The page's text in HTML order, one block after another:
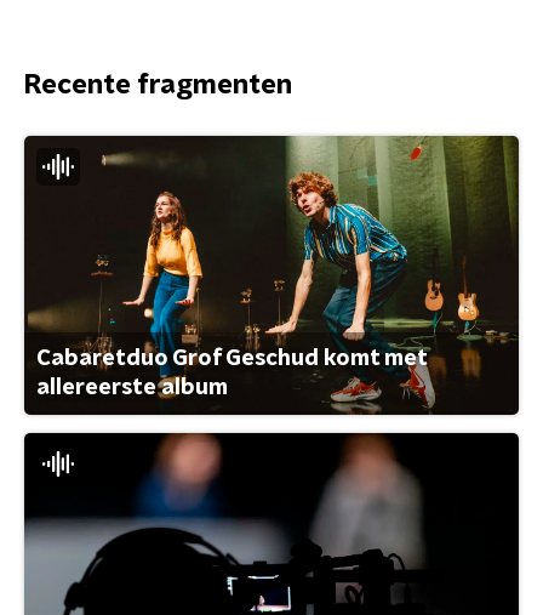
Recente fragmenten
Cabaretduo Grof Geschud komt met
allereerste album